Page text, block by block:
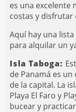
es una excelente
costas y disfrutar
Aquí hay una
para alquilar un
Isla Taboga:
de Panamá es
de la capital. La
Playa El Faro y
bucear y